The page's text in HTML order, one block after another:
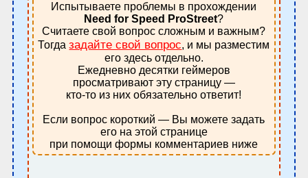
Испытываете проблемы в прохождении
Need for Speed ProStreet?
Считаете свой вопрос сложным и важным?
Тогдазадайте свой вопрос, и мы разместим
его здесь отдельно.
Ежедневно десятки геймеров
просматривают эту страницу —
кто-то из них обязательно ответит!
Если вопрос короткий — Вы можете задать
его на этой странице
при помощи формы комментариев ниже